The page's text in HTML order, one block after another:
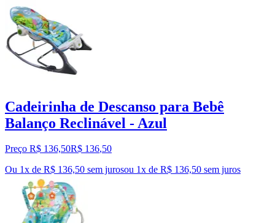
Cadeirinha de Descanso para Bebê
Balanço Reclinável - Azul
Preço R$ 136,50R$ 136,50
Ou 1x de R$ 136,50 sem jurosou 1x de R$ 136,50 sem juros